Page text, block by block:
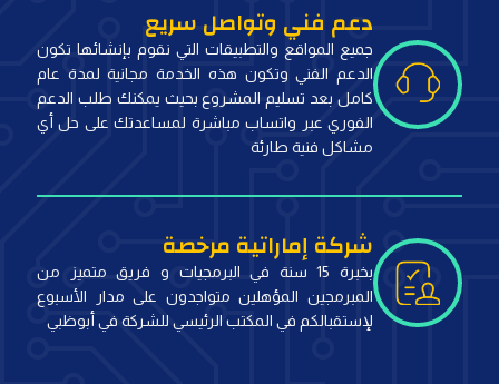
دعم فني وتواصل سريع
جميع المواقع والتطبيقات التي نقوم بإنشائها تكون
الدعم الفني وتكون هذه الخدمة مجانية لمدة عام
كامل بعد تسليم المشروع بحيث يمكنك طلب الدعم
الفوري عبر واتساب مباشرة لمساعدتك على حل أي
مشاكل فنية طارئة
شركة إماراتية مرخصة
بخبرة 15 سنة في البرمجيات و فريق متميز من
المبرمجين المؤهلين متواجدون على مدار الأسبوع
لإستقبالكم في المكتب الرئيسي للشركة في أبوظبي